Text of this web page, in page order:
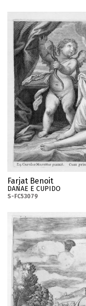
Farjat Benoit
DANAE E CUPIDO
S-FC53079